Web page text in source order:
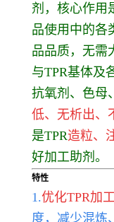
剂，核心作用
品使用中的各
品品质，无需
与TPR基体及
抗氧剂、色母
低、无析出、
是TPR造粒、
好加工助剂。
特性
1.优化TPR加
度，减少混炼